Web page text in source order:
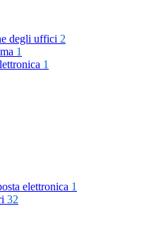
degli uffici 2
1
1
elettronica 1
32